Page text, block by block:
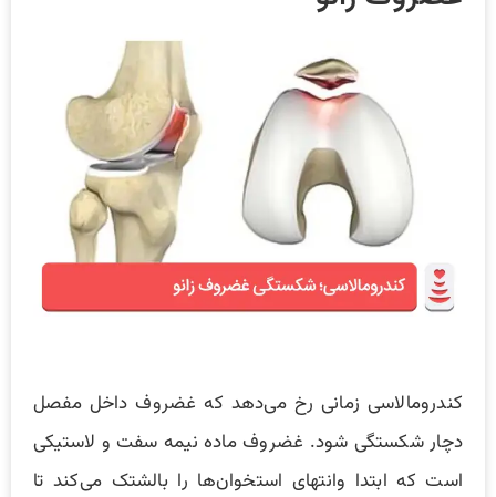
کندرومالاسی زمانی رخ می‌دهد که غضروف داخل مفصل
دچار شکستگی شود. غضروف ماده نیمه سفت و لاستیکی
است که ابتدا وانتهای استخوان‌ها را بالشتک می‌کند تا